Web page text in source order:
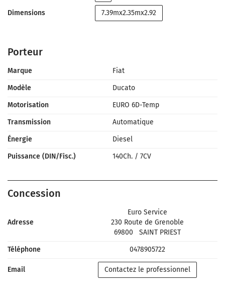
Dimensions 7.39mx2.35mx2.92
Porteur
Marque
Fiat
Modèle
Ducato
Motorisation
EURO 6D-Temp
Transmission
Automatique
Énergie
Diesel
Puissance (DIN/Fisc.)
140Ch. / 7CV
Concession
Adresse
Euro Service
230 Route de Grenoble
69800
SAINT PRIEST
Téléphone
0478905722
Email Contactez le professionnel